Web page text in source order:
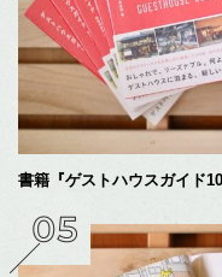
書籍『ゲストハウスガイド